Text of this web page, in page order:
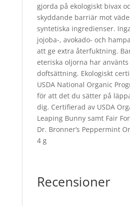
gjorda på ekologiskt bivax
skyddande barriär mot
syntetiska ingredienser.
jojoba-, avokado- och
att ge extra återfuktning.
eteriska oljorna har
doftsättning. Ekologiskt
USDA National Organic
för att det du sätter på
dig. Certifierad av USDA
Leaping Bunny samt Fair
Dr. Bronner’s Peppermint
4 g
Recensioner